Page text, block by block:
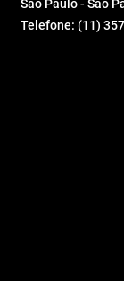
São Paulo - São
Telefone: (11)